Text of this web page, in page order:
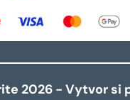
2026 - Vytvor si